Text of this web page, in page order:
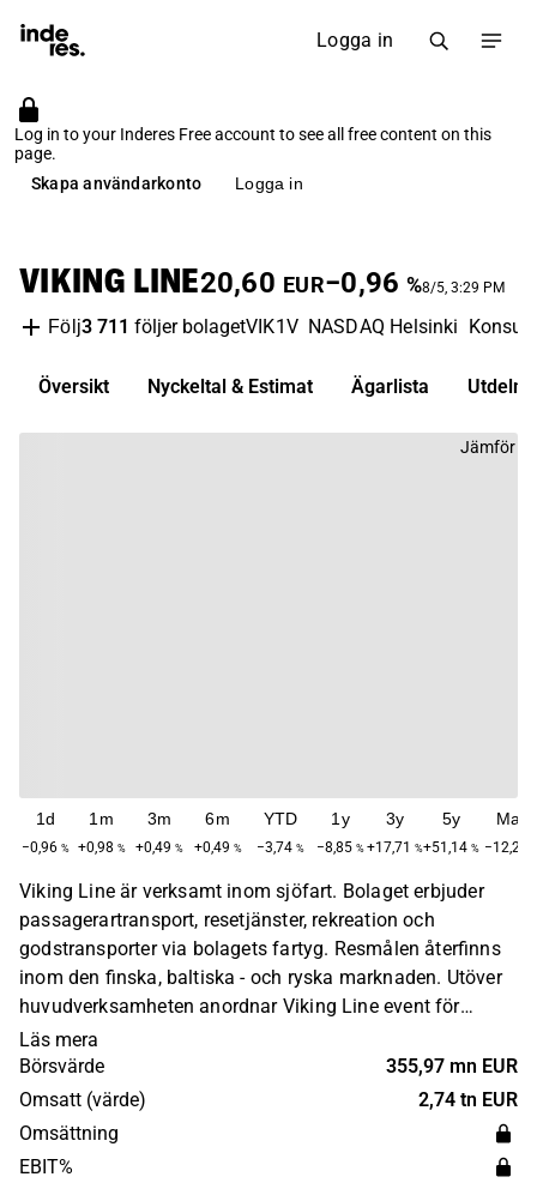
Logga in
Log in to your Inderes Free account to see all free content on this
page.
Skapa användarkonto
Logga in
VIKING LINE20,60 EUR−0,96 %8/5, 3:29 PM
Följ3 711 följer bolagetVIK1V NASDAQ Helsinki
Översikt Nyckeltal & Estimat Ägarlista
Jämför
1d
−0,96 %
1m
+0,98 %
3m
+0,49 %
6m
+0,49 %
YTD
−3,74 %
1y
−8,85 %
3y
+17,71 %
5y
+51,14 %
Max
−12,25
Viking Line är verksamt inom sjöfart. Bolaget erbjuder
passagerartransport, resetjänster, rekreation och
godstransporter via bolagets fartyg. Resmålen återfinns
inom den finska, baltiska - och ryska marknaden. Utöver
huvudverksamheten anordnar Viking Line event för
grupp- och sportresor, samt med upplevelsepaket på
land. Bolaget grundades ursprungligen 1959 och har sitt
huvudkontor i Mariehamn, Åland.
Läs mera
Börsvärde
355,97 mn EUR
Omsatt (värde)
2,74 tn EUR
Omsättning
EBIT%